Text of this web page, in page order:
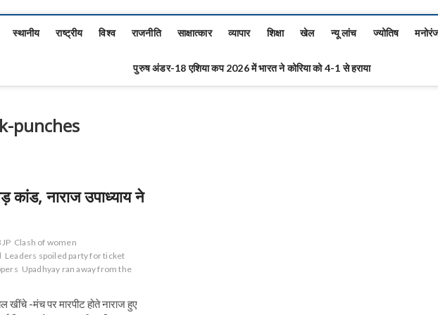
स्थानीय राष्ट्रीय विश्व राजनीति साक्षात्कार व्यापार शिक्षा खेल न्यू लांच ज्योतिष
पुरुष अंडर-18 एशिया कप 2026 में भारत ने कोरिया को 4-1 से हराया
punches
कांड, नाराज उपाध्याय ने
Clash of women
Leaders spoiled party for ticket
Upadhyay ran away from the
-मंच पर मारपीट होते नाराज हुए